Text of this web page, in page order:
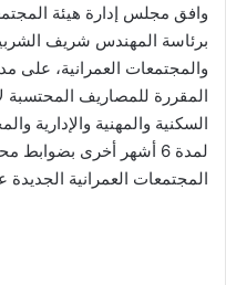
وافق مجلس إدارة هيئة
برئاسة المهندس شريف
والمجتمعات العمرانية، على
المقررة للمصاريف المحتسبة
لمدة 6 أشهر أخرى
المجتمعات العمرانية